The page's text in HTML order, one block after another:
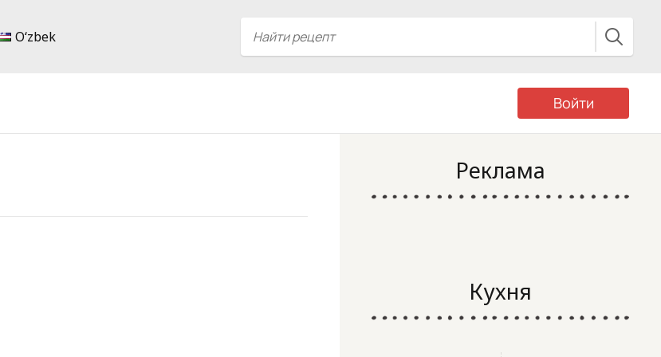
Oʻzbek
Войти
Реклама
Кухня